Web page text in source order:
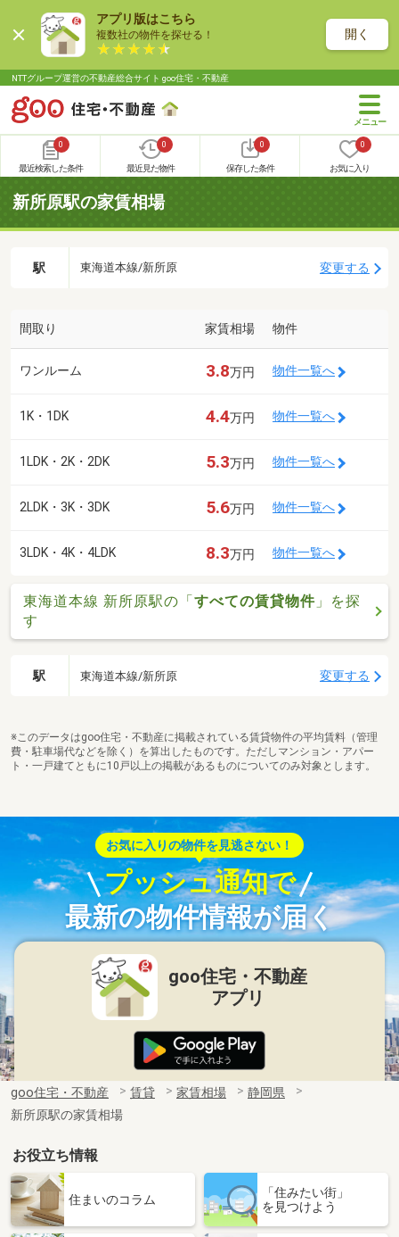
アプリ版はこちら
複数社の物件を探せる！ 開く
NTTグループ運営の不動産総合サイト goo住宅・不動産
0
最近検索した条件
0
最近見た物件
0
保存した条件
0
お気に入り
新所原駅の家賃相場
駅 東海道本線/新所原 変更する
間取り 家賃相場 物件
ワンルーム 3.8万円 物件一覧へ
1K・1DK 4.4万円 物件一覧へ
1LDK・2K・2DK 5.3万円 物件一覧へ
2LDK・3K・3DK 5.6万円 物件一覧へ
3LDK・4K・4LDK 8.3万円 物件一覧へ
東海道本線 新所原駅の「すべての賃貸物件 」を探
す
駅 東海道本線/新所原 変更する
※このデータはgoo住宅・不動産に掲載されている賃貸物件の平均賃料（管理
費・駐車場代などを除く）を算出したものです。ただしマンション・アパー
ト・一戸建てともに10戸以上の掲載があるものについてのみ対象とします。
お気に入りの物件を見逃さない！
プッシュ通知で
最新の物件情報が届く
goo住宅・不動産
アプリ
goo住宅・不動産 賃貸 家賃相場
静岡県
新所原駅の家賃相場
お役立ち情報
住まいのコラム
「住みたい街」
を見つけよう